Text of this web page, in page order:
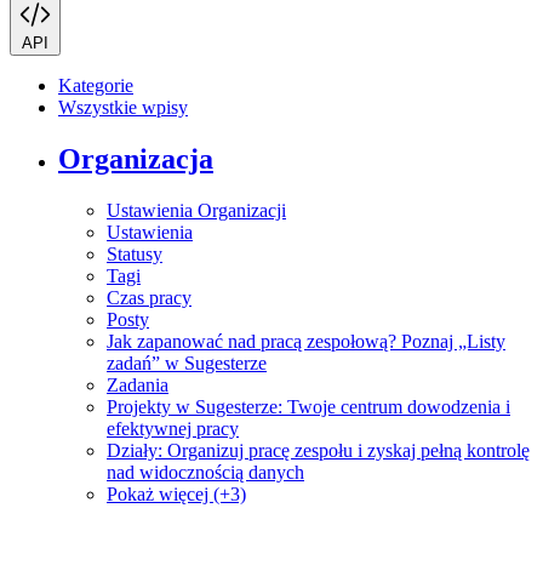
API
Kategorie
Wszystkie wpisy
Organizacja
Ustawienia Organizacji
Ustawienia
Statusy
Tagi
Czas pracy
Posty
Jak zapanować nad pracą zespołową? Poznaj „Listy
zadań” w Sugesterze
Zadania
Projekty w Sugesterze: Twoje centrum dowodzenia i
efektywnej pracy
Działy: Organizuj pracę zespołu i zyskaj pełną kontrolę
nad widocznością danych
Pokaż więcej (+3)